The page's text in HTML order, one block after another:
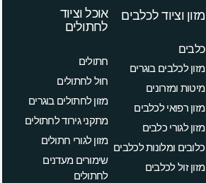
מזון וציוד לכלבים
כלבים
מזון לכלבים בוגרים
מיטות ומזרונים
מזון רפואי לכלבים
מזון לגורי כלבים
כלובים ומלונות לכלבים
מזון זול לכלבים
אוכל וציוד
לחתולים
חתולים
חול לחתולים
מזון לחתולים בוגרים
מתקני גירוד לחתולים
מזון לגורי חתולים
שימורים מעדנים
לחתולים